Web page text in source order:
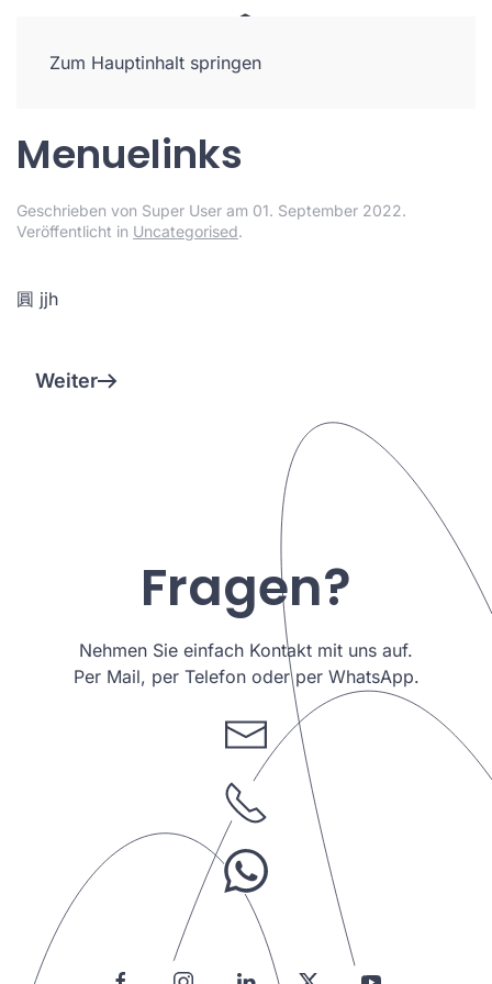
Zum Hauptinhalt springen
Menuelinks
Geschrieben von Super User am 01. September 2022.
Veröffentlicht in Uncategorised.
圓 jjh
Weiter
Fragen?
Nehmen Sie einfach Kontakt mit uns auf.
Per Mail, per Telefon oder per WhatsApp.